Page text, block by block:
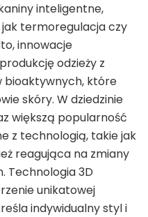
inteligentne,
termoregulacja czy
innowacje
odzieży z
bioaktywnych, które
skóry. W dziedzinie
większą popularność
z technologią, takie jak
reagująca na zmiany
Technologia 3D
unikatowej
indywidualny styl i